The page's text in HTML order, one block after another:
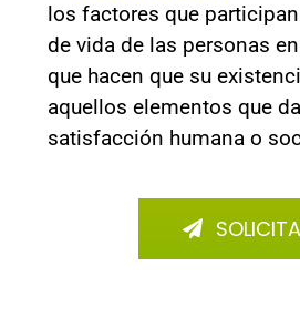
los factores que
de vida de las personas
que hacen que su
aquellos elementos que
satisfacción humana o